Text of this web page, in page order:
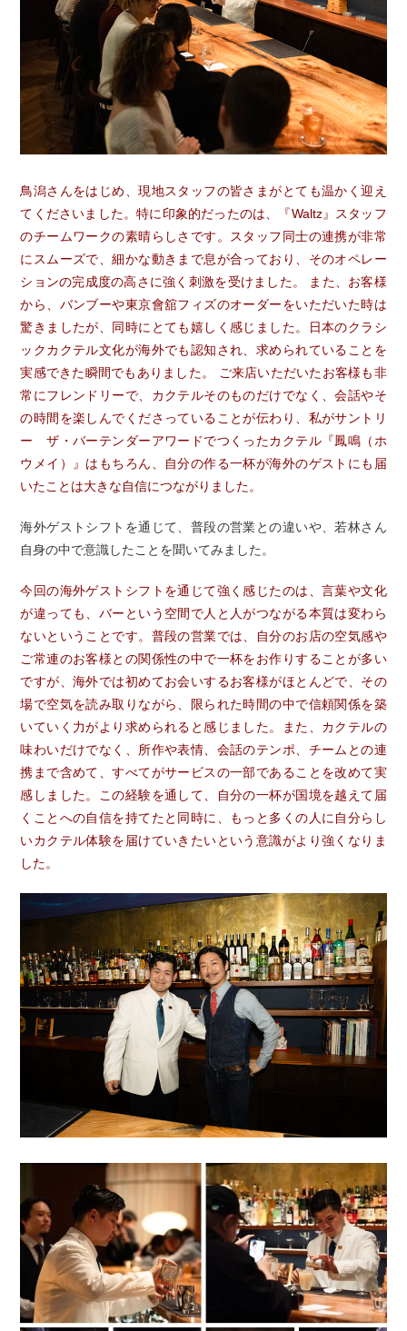
鳥潟さんをはじめ、現地スタッフの皆さまがとても温かく迎え
てくださいました。特に印象的だったのは、『Waltz』スタッフ
のチームワークの素晴らしさです。スタッフ同士の連携が非常
にスムーズで、細かな動きまで息が合っており、そのオペレー
ションの完成度の高さに強く刺激を受けました。 また、お客様
から、バンブーや東京會舘フィズのオーダーをいただいた時は
驚きましたが、同時にとても嬉しく感じました。日本のクラシ
ックカクテル文化が海外でも認知され、求められていることを
実感できた瞬間でもありました。 ご来店いただいたお客様も非
常にフレンドリーで、カクテルそのものだけでなく、会話やそ
の時間を楽しんでくださっていることが伝わり、私がサントリ
ー ザ・バーテンダーアワードでつくったカクテル『鳳鳴（ホ
ウメイ）』はもちろん、自分の作る一杯が海外のゲストにも届
いたことは大きな自信につながりました。
海外ゲストシフトを通じて、普段の営業との違いや、若林さん
自身の中で意識したことを聞いてみました。
今回の海外ゲストシフトを通じて強く感じたのは、言葉や文化
が違っても、バーという空間で人と人がつながる本質は変わら
ないということです。普段の営業では、自分のお店の空気感や
ご常連のお客様との関係性の中で一杯をお作りすることが多い
ですが、海外では初めてお会いするお客様がほとんどで、その
場で空気を読み取りながら、限られた時間の中で信頼関係を築
いていく力がより求められると感じました。また、カクテルの
味わいだけでなく、所作や表情、会話のテンポ、チームとの連
携まで含めて、すべてがサービスの一部であることを改めて実
感しました。この経験を通して、自分の一杯が国境を越えて届
くことへの自信を持てたと同時に、もっと多くの人に自分らし
いカクテル体験を届けていきたいという意識がより強くなりま
した。